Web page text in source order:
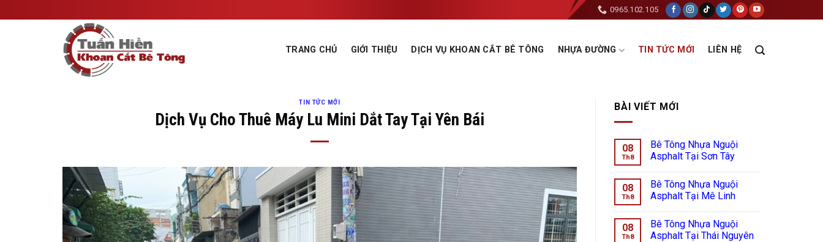
to
0965.102.105
TRANG CHỦ GIỚI THIỆU DỊCH VỤ KHOAN CẮT BÊ TÔNG NHỰA ĐƯỜNG TIN TỨC MỚI LIÊN HỆ
TIN TỨC MỚI
Dịch Vụ Cho Thuê Máy Lu Mini Dắt Tay Tại Yên Bái
BÀI VIẾT MỚI
08
Th8
Bê Tông Nhựa Nguội
Asphalt Tại Sơn Tây
08
Th8
Bê Tông Nhựa Nguội
Asphalt Tại Mê Linh
08
Th8
Bê Tông Nhựa Nguội
Asphalt Tại Thái Nguyên